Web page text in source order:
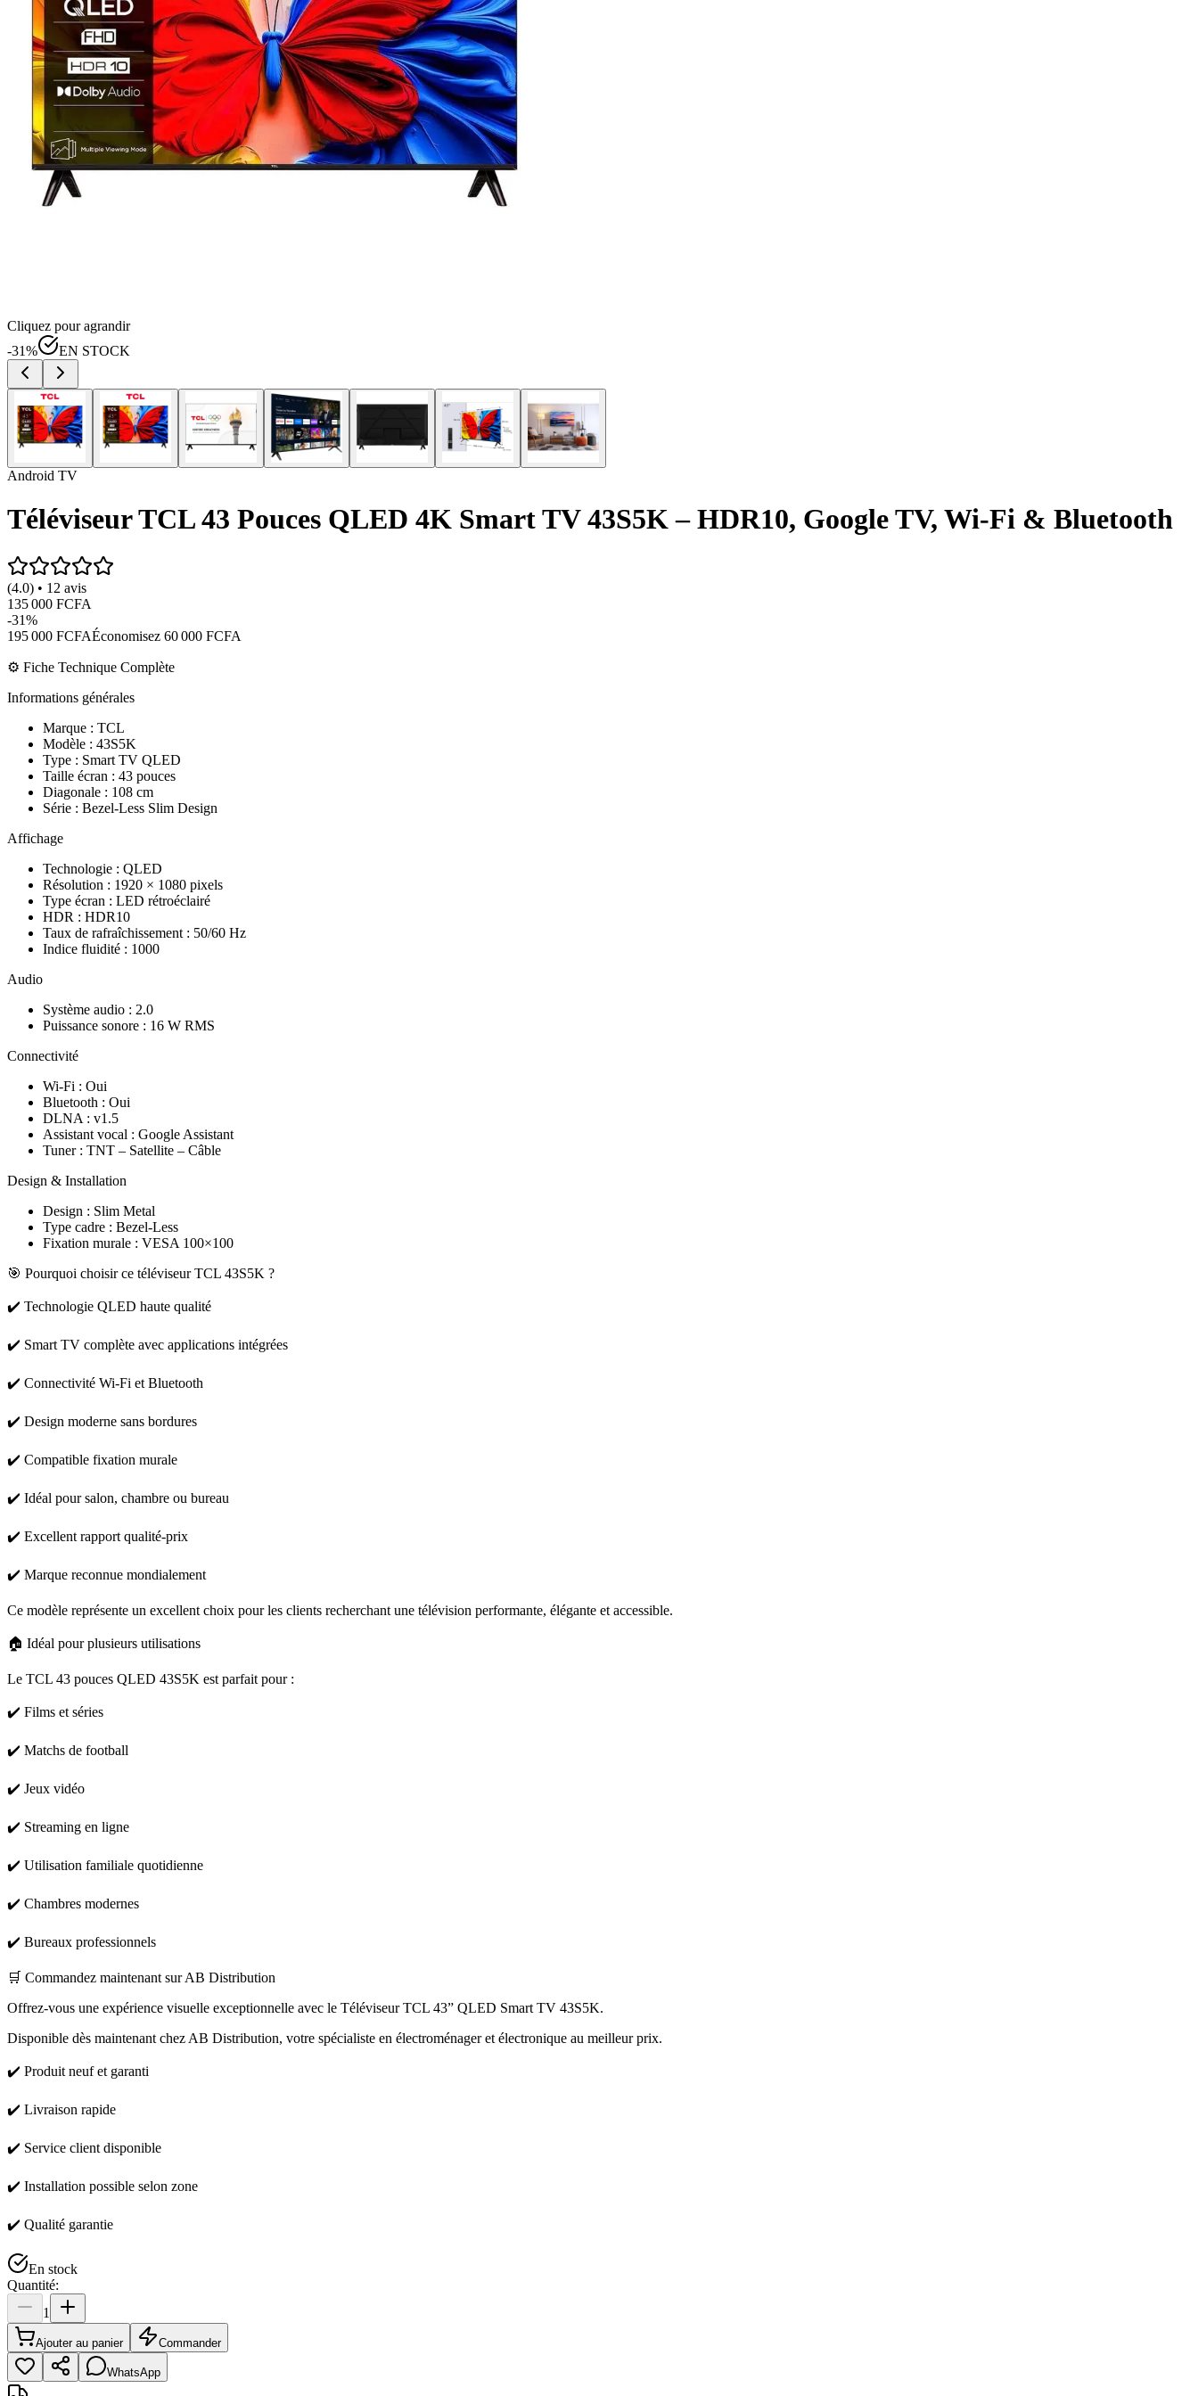
Cliquez pour agrandir
-31% EN STOCK
Android TV
Téléviseur TCL 43 Pouces QLED 4K Smart TV 43S5K – HDR10, Google TV, Wi-Fi & Bluetooth
(4.0) • 12 avis
135 000 FCFA
-31%
195 000 FCFAÉconomisez 60 000 FCFA
⚙️ Fiche Technique Complète
Informations générales
Marque : TCL
Modèle : 43S5K
Type : Smart TV QLED
Taille écran : 43 pouces
Diagonale : 108 cm
Série : Bezel-Less Slim Design
Affichage
Technologie : QLED
Résolution : 1920 × 1080 pixels
Type écran : LED rétroéclairé
HDR : HDR10
Taux de rafraîchissement : 50/60 Hz
Indice fluidité : 1000
Audio
Système audio : 2.0
Puissance sonore : 16 W RMS
Connectivité
Wi-Fi : Oui
Bluetooth : Oui
DLNA : v1.5
Assistant vocal : Google Assistant
Tuner : TNT – Satellite – Câble
Design & Installation
Design : Slim Metal
Type cadre : Bezel-Less
Fixation murale : VESA 100×100
🎯 Pourquoi choisir ce téléviseur TCL 43S5K ?
✔️ Technologie QLED haute qualité
✔️ Smart TV complète avec applications intégrées
✔️ Connectivité Wi-Fi et Bluetooth
✔️ Design moderne sans bordures
✔️ Compatible fixation murale
✔️ Idéal pour salon, chambre ou bureau
✔️ Excellent rapport qualité-prix
✔️ Marque reconnue mondialement
Ce modèle représente un excellent choix pour les clients recherchant une télévision performante, élégante et accessible.
🏠 Idéal pour plusieurs utilisations
Le TCL 43 pouces QLED 43S5K est parfait pour :
✔️ Films et séries
✔️ Matchs de football
✔️ Jeux vidéo
✔️ Streaming en ligne
✔️ Utilisation familiale quotidienne
✔️ Chambres modernes
✔️ Bureaux professionnels
🛒 Commandez maintenant sur AB Distribution
Offrez-vous une expérience visuelle exceptionnelle avec le Téléviseur TCL 43” QLED Smart TV 43S5K.
Disponible dès maintenant chez AB Distribution, votre spécialiste en électroménager et électronique au meilleur prix.
✔️ Produit neuf et garanti
✔️ Livraison rapide
✔️ Service client disponible
✔️ Installation possible selon zone
✔️ Qualité garantie
En stock
Quantité:
1
Ajouter au panier Commander
WhatsApp